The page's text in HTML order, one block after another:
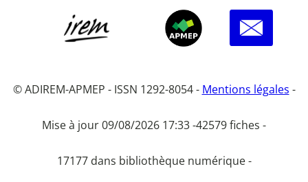
© ADIREM-APMEP - ISSN 1292-8054 - Mentions légales -
Mise à jour 09/08/2026 17:33 -42579 fiches -
17177 dans bibliothèque numérique -